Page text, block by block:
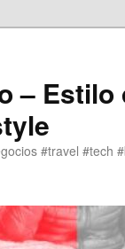
– Estilo
#travel #tech